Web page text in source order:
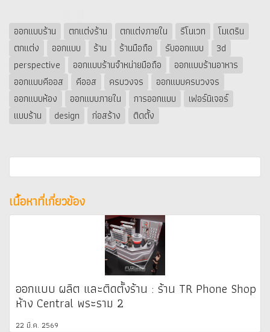
ออกแบบร้าน ตกแต่งร้าน ตกแต่งภายใน รีโนเวท
โมเดริน
ตกแต่ง
ออกแบบ ร้าน ร้านมือถือ รับออกแบบ
3d
perspective
ออกแบบร้านจำหน่ายมือถือ
ออกแบบร้านอาหาร
ออกแบบคีออส
คีออส ครบวงจร
ออกแบบครบวงจร
ออกแบบห้อง
ออกแบบภายใน การออกแบบ
เฟอร์นิเจอร์
แบบร้าน
design ก่อสร้าง ติดตั้ง
เนื้อหาที่เกี่ยวข้อง
ออกแบบ ผลิต และติดตั้งร้าน : ร้าน TR Phone Shop
ห้าง Central พระราม 2
22 มี.ค. 2569